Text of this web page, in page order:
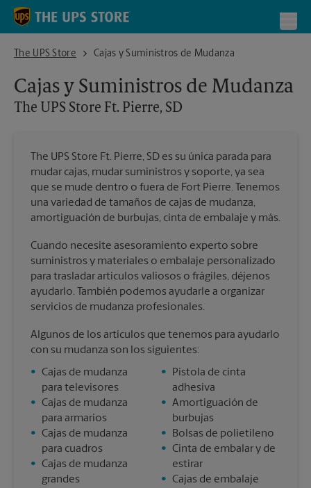
Skip to content
Return to Nav
The UPS Store
The UPS Store Ft. Pierre, SDCajas y Suministros de Mudanza
Cajas y Suministros de Mudanza
The UPS Store Ft. Pierre, SD
The UPS Store Ft. Pierre, SD es su única parada para
mudar cajas, mudar suministros y soporte, ya sea
que se mude dentro o fuera de Fort Pierre. Tenemos
una variedad de tamaños de cajas de mudanza,
amortiguación de burbujas, cinta de embalaje y más.
Cuando necesite asesoramiento experto sobre
suministros y materiales o embalaje personalizado
para trasladar artículos valiosos o frágiles, déjenos
ayudarlo. También podemos ayudarle a organizar
servicios de mudanza profesionales.
Algunos de los artículos que tenemos para ayudarlo
con su mudanza son los siguientes:
• Cajas de mudanza
para televisores
• Cajas de mudanza
para armarios
• Cajas de mudanza
para cuadros
• Cajas de mudanza
grandes
•
Pistola de cinta
adhesiva
• Amortiguación de
burbujas
•
Bolsas de polietileno
• Cinta de embalar y de
estirar
• Cajas de embalaje